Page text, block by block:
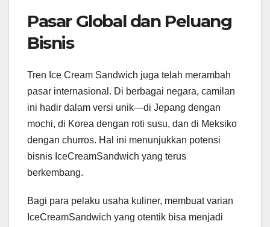
Pasar Global dan Peluang
Bisnis
Tren Ice Cream Sandwich juga telah merambah
pasar internasional. Di berbagai negara, camilan
ini hadir dalam versi unik—di Jepang dengan
mochi, di Korea dengan roti susu, dan di Meksiko
dengan churros. Hal ini menunjukkan potensi
bisnis IceCreamSandwich yang terus
berkembang.
Bagi para pelaku usaha kuliner, membuat varian
IceCreamSandwich yang otentik bisa menjadi